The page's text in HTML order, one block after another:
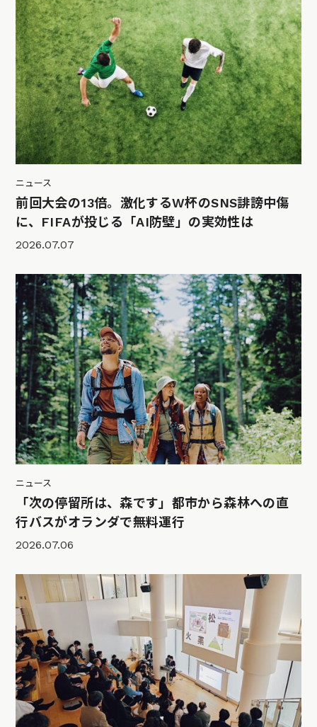
ニュース
前回大会の13倍。激化するW杯のSNS誹謗中傷
に、FIFAが投じる「AI防壁」の実効性は
2026.07.07
ニュース
「次の停留所は、森です」都市から森林への直
行バスがオランダで無料運行
2026.07.06